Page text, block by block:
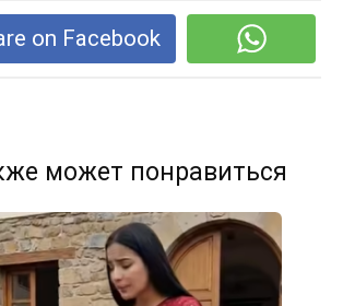
on Facebook
может понравиться